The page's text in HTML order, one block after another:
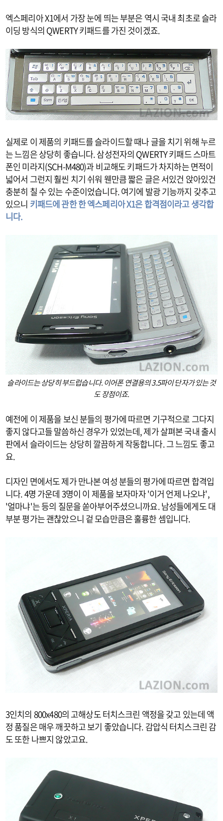
엑스페리아 X1에서 가장 눈에 띄는 부분은 역시 국내 최초로 슬라
이딩 방식의 QWERTY 키패드를 가진 것이겠죠.
실제로 이 제품의 키패드를 슬라이드할 때나 글을 치기 위해 누르
는 느낌은 상당히 좋습니다. 삼성전자의 QWERTY 키패드 스마트
폰인 미라지(SCH-M480)과 비교해도 키패드가 차지하는 면적이
넓어서 그런지 훨씬 치기 쉬워 웬만큼 짧은 글은 서있건 앉아있건
충분히 칠 수 있는 수준이었습니다. 여기에 발광 기능까지 갖추고
있으니 키패드에 관한 한 엑스페리아 X1은 합격점이라고 생각합
니다.
슬라이드는 상당히 부드럽습니다. 이어폰 연결용의 3.5파이 단자가 있는 것
도 장점이죠.
예전에 이 제품을 보신 분들의 평가에 따르면 기구적으로 그다지
좋지 않다고들 말씀하신 경우가 있었는데, 제가 살펴본 국내 출시
판에서 슬라이드는 상당히 깔끔하게 작동합니다. 그 느낌도 좋고
요.
디자인 면에서도 제가 만나본 여성 분들의 평가에 따르면 합격입
니다. 4명 가운데 3명이 이 제품을 보자마자 '이거 언제 나오냐',
'얼마냐'는 등의 질문을 쏟아부어주셨으니까요. 남성들에게도 대
부분 평가는 괜찮았으니 겉 모습만큼은 훌륭한 셈입니다.
3인치의 800x480의 고해상도 터치스크린 액정을 갖고 있는데 액
정 품질은 매우 깨끗하고 보기 좋았습니다. 감압식 터치스크린 감
도 또한 나쁘지 않았고요.